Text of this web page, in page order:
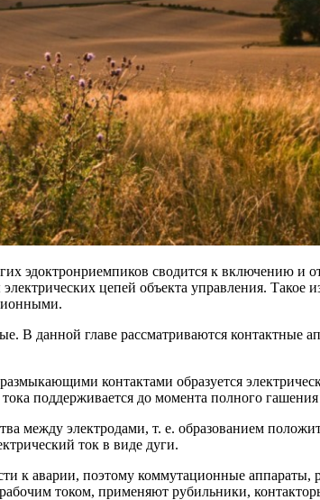
эдоктронриемпиков сводится к включению
цепей объекта управления. Такое
В данной главе рассматриваются контактные
контактами образуется
поддерживается до момента полного гашения
между электродами, т. е. образованием
ток в виде дуги.
к аварии, поэтому коммутационные
током, применяют рубильники,